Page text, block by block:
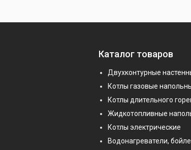
Каталог товаров
Двухконтурные
Котлы газовые
Котлы длительного
Жидкотопливные
Котлы электрические
Водонагреватели,